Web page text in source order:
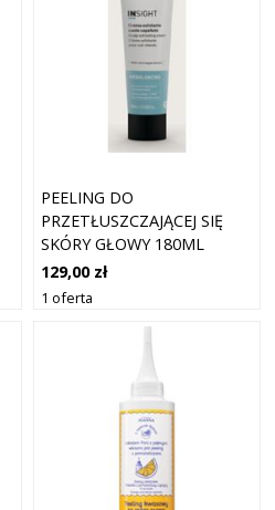
PEELING DO
PRZETŁUSZCZAJĄCEJ SIĘ
SKÓRY GŁOWY 180ML
INSIGHT REBALANCING
129,00 zł
1 oferta